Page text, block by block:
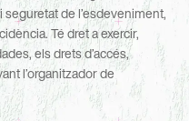
seguretat de l’esdeveniment,
Té dret a exercir,
els drets d’accés,
l’organitzador de